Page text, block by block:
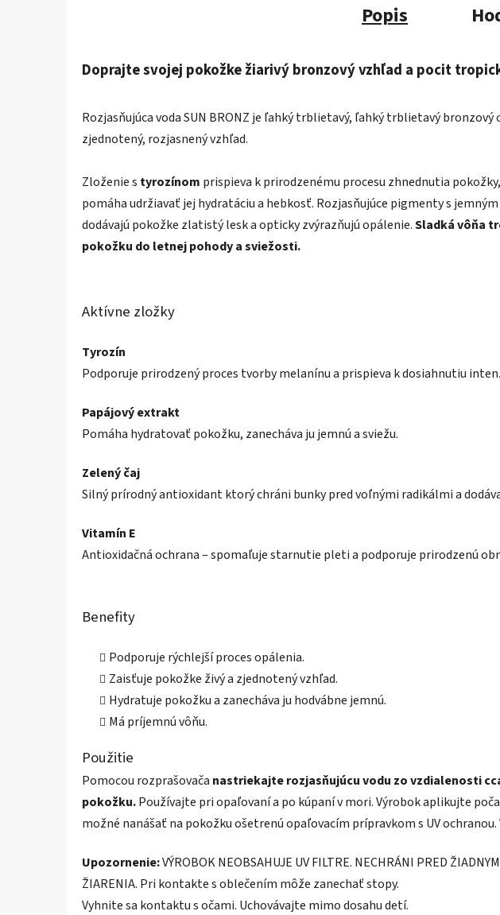
Popis
Doprajte svojej pokožke žiarivý bronzový vzhľad a pocit
Rozjasňujúca voda SUN BRONZ je ľahký trblietavý, ľahký trblietavý bronzový
zjednotený, rozjasnený vzhľad.
Zloženie s tyrozínom prispieva k prirodzenému procesu zhnednutia
pomáha udržiavať jej hydratáciu a hebkosť. Rozjasňujúce pigmenty s
dodávajú pokožke zlatistý lesk a opticky zvýrazňujú opálenie.Sladká vôňa
pokožku do letnej pohody a sviežosti.
Aktívne zložky
Tyrozín
Podporuje prirodzený proces tvorby melanínu a prispieva k dosiahnutiu
Papájový extrakt
Pomáha hydratovať pokožku, zanecháva ju jemnú a sviežu.
Zelený čaj
Silný prírodný antioxidant ktorý chráni bunky pred voľnými radikálmi a
Vitamín E
Antioxidačná ochrana – spomaľuje starnutie pleti a podporuje prirodzenú
Benefity
Podporuje rýchlejší proces opálenia.
Zaisťuje pokožke živý a zjednotený vzhľad.
Hydratuje pokožku a zanecháva ju hodvábne jemnú.
Má príjemnú vôňu.
Použitie
Pomocou rozprašovača nastriekajte rozjasňujúcu vodu zo vzdialenosti
pokožku.Používajte pri opaľovaní a po kúpaní v mori. Výrobok aplikujte
možné nanášať na pokožku ošetrenú opaľovacím prípravkom s UV ochranou.
Upozornenie:VÝROBOK NEOBSAHUJE UV FILTRE. NECHRÁNI PRED
ŽIARENIA. Pri kontakte s oblečením môže zanechať stopy.
Vyhnite sa kontaktu s očami. Uchovávajte mimo dosahu detí.